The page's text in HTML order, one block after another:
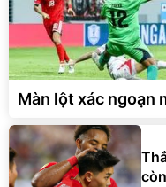
Màn lột xác ngoạn